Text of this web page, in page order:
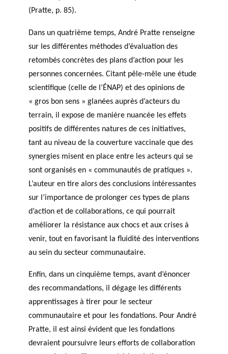
(Pratte, p. 85).
Dans un quatrième temps, André Pratte renseigne
sur les différentes méthodes d’évaluation des
retombés concrètes des plans d’action pour les
personnes concernées. Citant pêle-mêle une étude
scientifique (celle de l’ÉNAP) et des opinions de
« gros bon sens » glanées auprès d’acteurs du
terrain, il expose de manière nuancée les effets
positifs de différentes natures de ces initiatives,
tant au niveau de la couverture vaccinale que des
synergies misent en place entre les acteurs qui se
sont organisés en « communautés de pratiques ».
L’auteur en tire alors des conclusions intéressantes
sur l’importance de prolonger ces types de plans
d’action et de collaborations, ce qui pourrait
améliorer la résistance aux chocs et aux crises à
venir, tout en favorisant la fluidité des interventions
au sein du secteur communautaire.
Enfin, dans un cinquième temps, avant d’énoncer
des recommandations, il dégage les différents
apprentissages à tirer pour le secteur
communautaire et pour les fondations. Pour André
Pratte, il est ainsi évident que les fondations
devraient poursuivre leurs efforts de collaboration